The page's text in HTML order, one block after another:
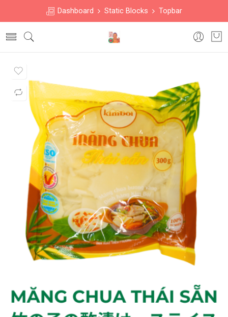
Dashboard Static Blocks Topbar